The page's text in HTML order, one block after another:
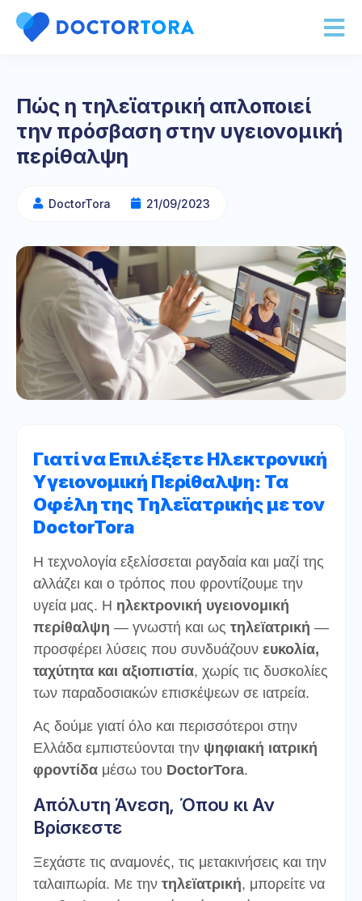
Πώς η τηλεϊατρική απλοποιεί
την πρόσβαση στην υγειονομική
περίθαλψη
DoctorTora 21/09/2023
Γιατί να Επιλέξετε Ηλεκτρονική
Υγειονομική Περίθαλψη: Τα
Οφέλη της Τηλεϊατρικής με τον
DoctorTora
Η τεχνολογία εξελίσσεται ραγδαία και μαζί της
αλλάζει και ο τρόπος που φροντίζουμε την
υγεία μας. Η ηλεκτρονική υγειονομική
περίθαλψη — γνωστή και ως τηλεϊατρική —
προσφέρει λύσεις που συνδυάζουν ευκολία,
ταχύτητα και αξιοπιστία, χωρίς τις δυσκολίες
των παραδοσιακών επισκέψεων σε ιατρεία.
Ας δούμε γιατί όλο και περισσότεροι στην
Ελλάδα εμπιστεύονται την ψηφιακή ιατρική
φροντίδα μέσω του DoctorTora.
Απόλυτη Άνεση, Όπου κι Αν
Βρίσκεστε
Ξεχάστε τις αναμονές, τις μετακινήσεις και την
ταλαιπωρία. Με την τηλεϊατρική, μπορείτε να